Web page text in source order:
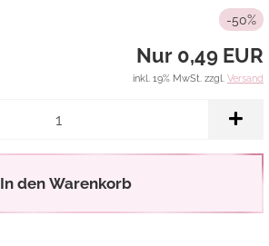
-50%
Nur 0,49 EUR
inkl. 19% MwSt. zzgl. Versand
In den Warenkorb